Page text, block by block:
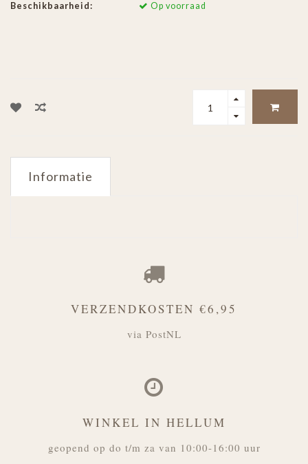
Beschikbaarheid:
Op voorraad
Informatie
VERZENDKOSTEN €6,95
via PostNL
WINKEL IN HELLUM
geopend op do t/m za van 10:00-16:00 uur